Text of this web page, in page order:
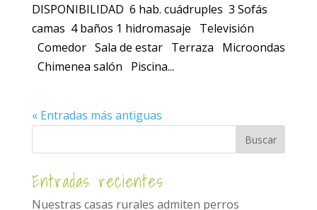
DISPONIBILIDAD 6 hab. cuádruples 3 Sofás
camas 4 baños 1 hidromasaje Televisión
Comedor Sala de estar Terraza Microondas
Chimenea salón Piscina...
« Entradas más antiguas
Entradas recientes
Nuestras casas rurales admiten perros